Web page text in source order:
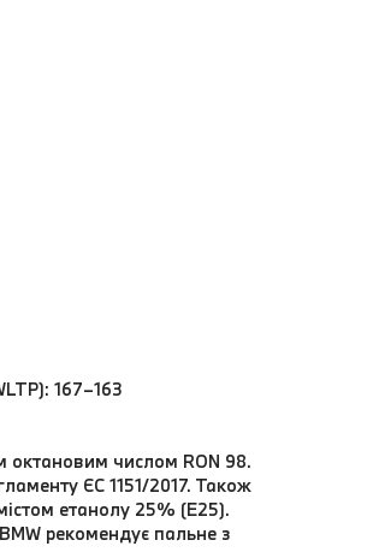
167–163
октановим числом RON 98.
ЄС 1151/2017. Також
етанолу 25% (E25).
рекомендує пальне з